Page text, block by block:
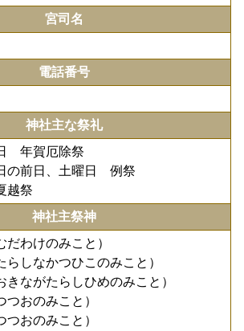
宮司名
電話番号
神社主な祭礼
年賀厄除祭
の前日、土曜日 例祭
越祭
神社主祭神
わけのみこと）
らしなかつひこのみこと）
きながたらしひめのみこと）
つおのみこと）
おのみこと）